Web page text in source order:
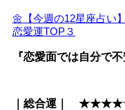
🌼【今週の12星座占い
恋愛運TOP３
『恋愛面では自分で
｜総合運｜